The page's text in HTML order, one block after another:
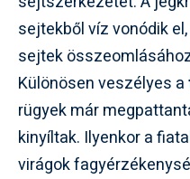
sejtekből víz vonódik
sejtek
Különösen veszélyes a
rügyek már
kinyíltak. Ilyenkor a
virágok